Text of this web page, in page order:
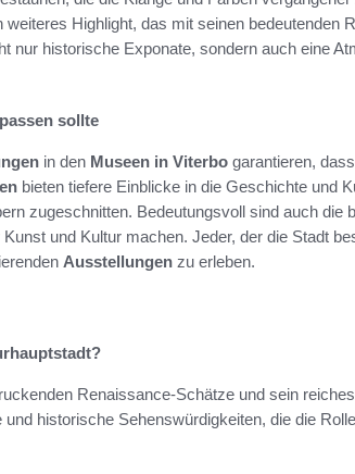
Highlight, das mit seinen bedeutenden
nur historische Exponate, sondern auch eine
sollte
in den Museen in Viterbo garantieren,
bieten tiefere Einblicke in die Geschichte und
zugeschnitten. Bedeutungsvoll sind auch die
und Kultur machen. Jeder, der die Stadt
Ausstellungen zu erleben.
Renaissance-Schätze und sein
historische Sehenswürdigkeiten, die die